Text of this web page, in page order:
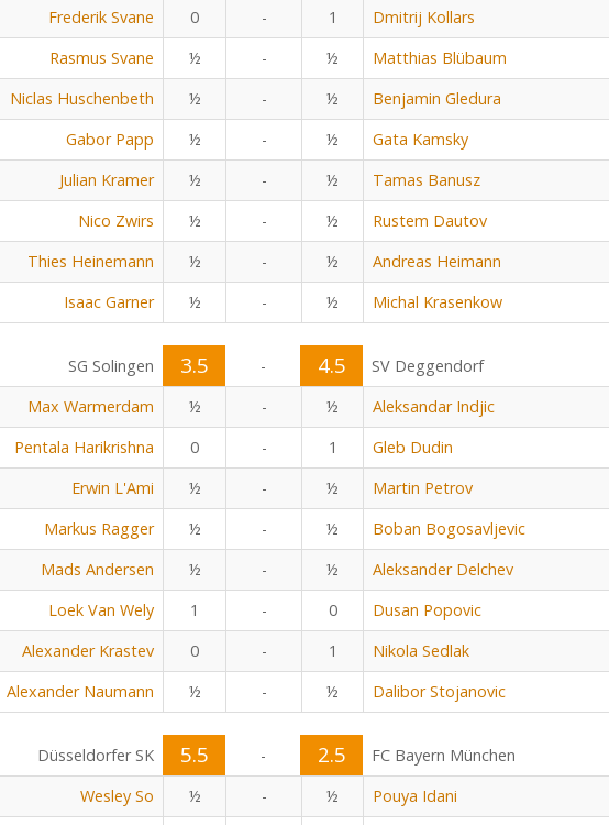
Frederik Svane 0 - 1 Dmitrij Kollars
Rasmus Svane ½ - ½ Matthias Blübaum
Niclas Huschenbeth ½ - ½ Benjamin Gledura
Gabor Papp ½ - ½ Gata Kamsky
Julian Kramer ½ - ½ Tamas Banusz
Nico Zwirs ½ - ½ Rustem Dautov
Thies Heinemann ½ - ½ Andreas Heimann
Isaac Garner ½ - ½ Michal Krasenkow
SG Solingen 3.5 - 4.5
SV Deggendorf
Max Warmerdam ½ - ½ Aleksandar Indjic
Pentala Harikrishna 0 - 1 Gleb Dudin
Erwin L'Ami ½ - ½ Martin Petrov
Markus Ragger ½ - ½ Boban Bogosavljevic
Mads Andersen ½ - ½ Aleksander Delchev
Loek Van Wely 1 - 0 Dusan Popovic
Alexander Krastev 0 - 1 Nikola Sedlak
Alexander Naumann ½ - ½ Dalibor Stojanovic
Düsseldorfer SK 5.5 - 2.5
FC Bayern München
Wesley So ½ - ½ Pouya Idani